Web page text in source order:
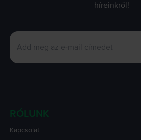
híreinkről!
RÓLUNK
Kapcsolat